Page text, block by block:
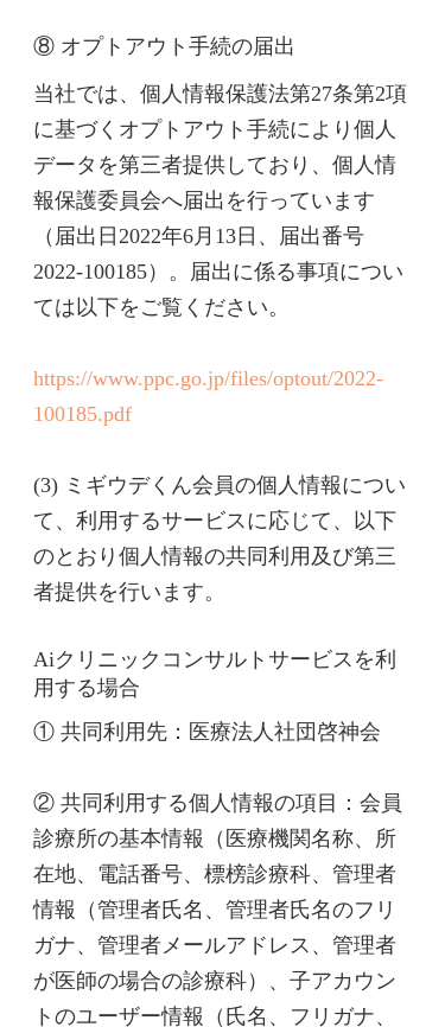
⑧ オプトアウト手続の届出
当社では、個人情報保護法第27条第2項
に基づくオプトアウト手続により個人
データを第三者提供しており、個人情
報保護委員会へ届出を行っています
（届出日2022年6月13日、届出番号
2022-100185）。届出に係る事項につい
ては以下をご覧ください。
https://www.ppc.go.jp/files/optout/2022-
100185.pdf
(3) ミギウデくん会員の個人情報につい
て、利用するサービスに応じて、以下
のとおり個人情報の共同利用及び第三
者提供を行います。
Aiクリニックコンサルトサービスを利
用する場合
① 共同利用先：医療法人社団啓神会
② 共同利用する個人情報の項目：会員
診療所の基本情報（医療機関名称、所
在地、電話番号、標榜診療科、管理者
情報（管理者氏名、管理者氏名のフリ
ガナ、管理者メールアドレス、管理者
が医師の場合の診療科）、子アカウン
トのユーザー情報（氏名、フリガナ、